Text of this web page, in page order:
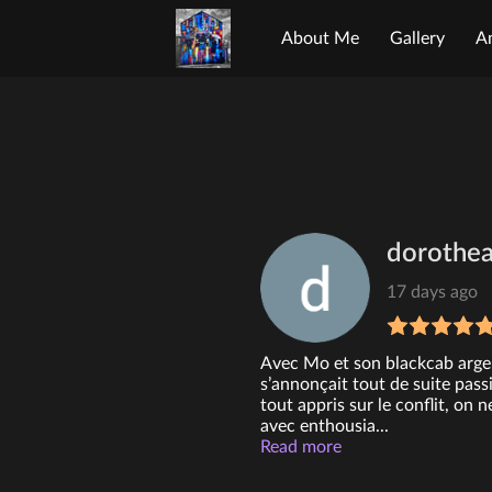
About Me Gallery
17 days ago
Avec Mo et son blackcab
s’annonçait tout de suite
tout appris sur le conflit, on
avec enthousia...
Read more